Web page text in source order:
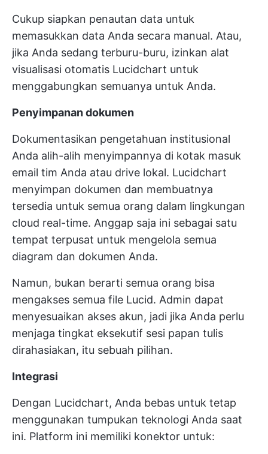
Cukup siapkan penautan data untuk
memasukkan data Anda secara manual. Atau,
jika Anda sedang terburu-buru, izinkan alat
visualisasi otomatis Lucidchart untuk
menggabungkan semuanya untuk Anda.
Penyimpanan dokumen
Dokumentasikan pengetahuan institusional
Anda alih-alih menyimpannya di kotak masuk
email tim Anda atau drive lokal. Lucidchart
menyimpan dokumen dan membuatnya
tersedia untuk semua orang dalam lingkungan
cloud real-time. Anggap saja ini sebagai satu
tempat terpusat untuk mengelola semua
diagram dan dokumen Anda.
Namun, bukan berarti semua orang bisa
mengakses semua file Lucid. Admin dapat
menyesuaikan akses akun, jadi jika Anda perlu
menjaga tingkat eksekutif sesi papan tulis
dirahasiakan, itu sebuah pilihan.
Integrasi
Dengan Lucidchart, Anda bebas untuk tetap
menggunakan tumpukan teknologi Anda saat
ini. Platform ini memiliki konektor untuk: